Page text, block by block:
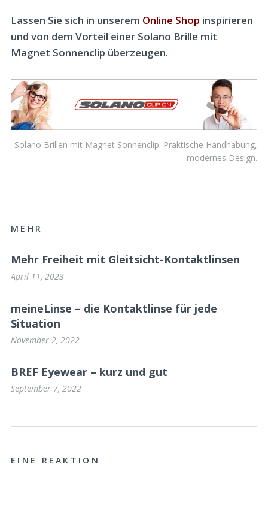
Lassen Sie sich in unserem Online Shop inspirieren
und von dem Vorteil einer Solano Brille mit
Magnet Sonnenclip überzeugen.
Solano Brillen mit Magnet Sonnenclip. Praktische Handhabung,
modernes Design.
MEHR
Mehr Freiheit mit Gleitsicht-Kontaktlinsen
April 11, 2023
meineLinse – die Kontaktlinse für jede
Situation
November 2, 2022
BREF Eyewear – kurz und gut
September 7, 2022
EINE REAKTION